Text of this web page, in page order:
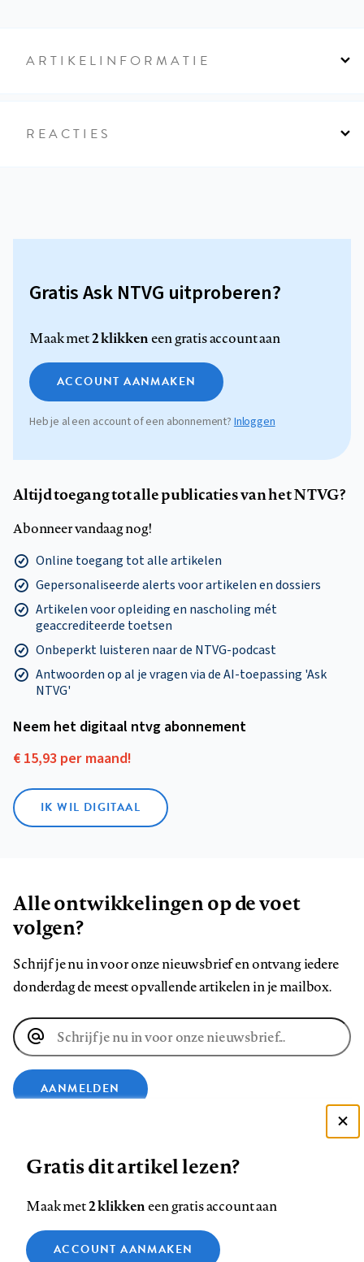
ARTIKELINFORMATIE
REACTIES
Gratis Ask NTVG uitproberen?
Maak met2 klikkeneen gratis account aan
ACCOUNT AANMAKEN
Heb je al een account of een abonnement?Inloggen
Altijd toegang tot alle publicaties van het NTVG?
Abonneer vandaag nog!
Online toegang tot alle artikelen
Gepersonaliseerde alerts voor artikelen en dossiers
Artikelen voor opleiding en nascholing mét
geaccrediteerde toetsen
Onbeperkt luisteren naar de NTVG-podcast
Antwoorden op al je vragen via de AI-toepassing 'Ask
NTVG'
Neem het digitaal ntvg abonnement
€ 15,93 per maand!
IK WIL DIGITAAL
Alle ontwikkelingen op de voet
volgen?
Schrijf je nu in voor onze nieuwsbrief en ontvang iedere
donderdag de meest opvallende artikelen in je mailbox.
E-
mailadres
AANMELDEN
op
op
op
ons
op
Contact Colofon Disclaimer Privacy
Gratis dit artikel lezen?
Maak met2 klikkeneen gratis account aan
ACCOUNT AANMAKEN
Zie onze cookie policy